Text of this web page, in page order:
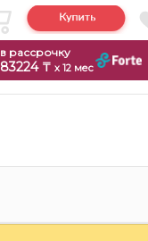
в рассрочку
83224 ₸ x 12 мес